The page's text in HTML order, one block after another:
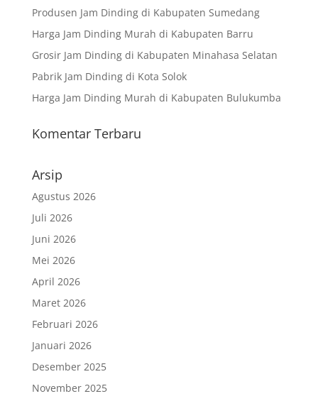
Produsen Jam Dinding di Kabupaten Sumedang
Harga Jam Dinding Murah di Kabupaten Barru
Grosir Jam Dinding di Kabupaten Minahasa Selatan
Pabrik Jam Dinding di Kota Solok
Harga Jam Dinding Murah di Kabupaten Bulukumba
Komentar Terbaru
Arsip
Agustus 2026
Juli 2026
Juni 2026
Mei 2026
April 2026
Maret 2026
Februari 2026
Januari 2026
Desember 2025
November 2025